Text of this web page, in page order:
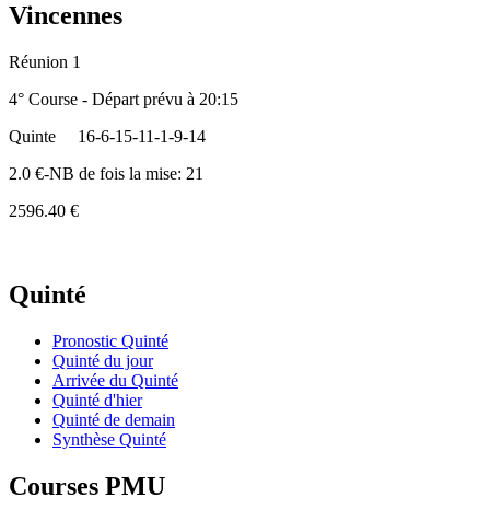
Vincennes
Réunion 1
4° Course - Départ prévu à 20:15
Quinte
16-6-15-11-1-9-14
2.0 €-NB de fois la mise: 21
2596.40 €
Quinté
Pronostic Quinté
Quinté du jour
Arrivée du Quinté
Quinté d'hier
Quinté de demain
Synthèse Quinté
Courses PMU